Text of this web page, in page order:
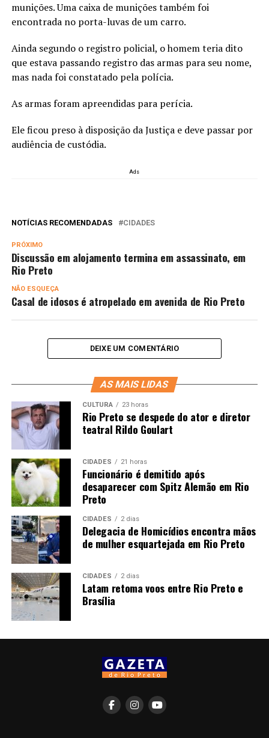
munições. Uma caixa de munições também foi
encontrada no porta-luvas de um carro.
Ainda segundo o registro policial, o homem teria dito
que estava passando registro das armas para seu nome,
mas nada foi constatado pela polícia.
As armas foram apreendidas para perícia.
Ele ficou preso à disposição da Justiça e deve passar por
audiência de custódia.
Ads
NOTÍCIAS RECOMENDADAS CIDADES
PRÓXIMO
Discussão em alojamento termina em assassinato, em
Rio Preto
NÃO ESQUEÇA
Casal de idosos é atropelado em avenida de Rio Preto
DEIXE UM COMENTÁRIO
AS MAIS LIDAS
CULTURA 23 horas
Rio Preto se despede do ator e diretor
teatral Rildo Goulart
CIDADES 21 horas
Funcionário é demitido após
desaparecer com Spitz Alemão em Rio
Preto
CIDADES 2 dias
Delegacia de Homicídios encontra mãos
de mulher esquartejada em Rio Preto
CIDADES 2 dias
Latam retoma voos entre Rio Preto e
Brasília